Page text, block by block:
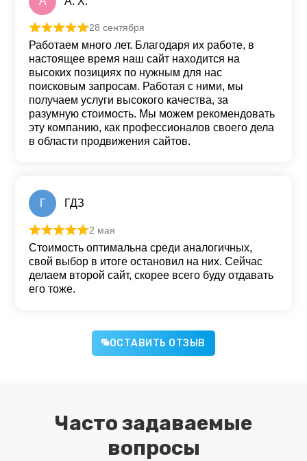
Оценка
28 сентября
Работаем много лет. Благодаря их работе, в
настоящее время наш сайт находится на
высоких позициях по нужным для нас
поисковым запросам. Работая с ними, мы
получаем услуги высокого качества, за
разумную стоимость. Мы можем рекомендовать
эту компанию, как профессионалов своего дела
в области продвижения сайтов.
Г ГДЗ
Оценка 5из 5
2 мая
Стоимость оптимальна среди аналогичных,
свой выбор в итоге остановил на них. Сейчас
делаем второй сайт, скорее всего буду отдавать
его тоже.
ОСТАВИТЬ ОТЗЫВ
Часто задаваемые
вопросы